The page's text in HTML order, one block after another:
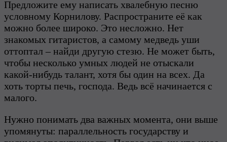
Предложите ему написать хвалебную песню
условному Корнилову. Распространите её как
можно более широко. Это несложно. Нет
знакомых гитаристов, а самому медведь уши
оттоптал – найди другую стезю. Не может быть,
чтобы несколько умных людей не отыскали
какой-нибудь талант, хотя бы один на всех. Да
хоть торты печь, господа. Ведь всё начинается с
малого.
Нужно понимать два важных момента, они выше
упомянуты: параллельность государству и